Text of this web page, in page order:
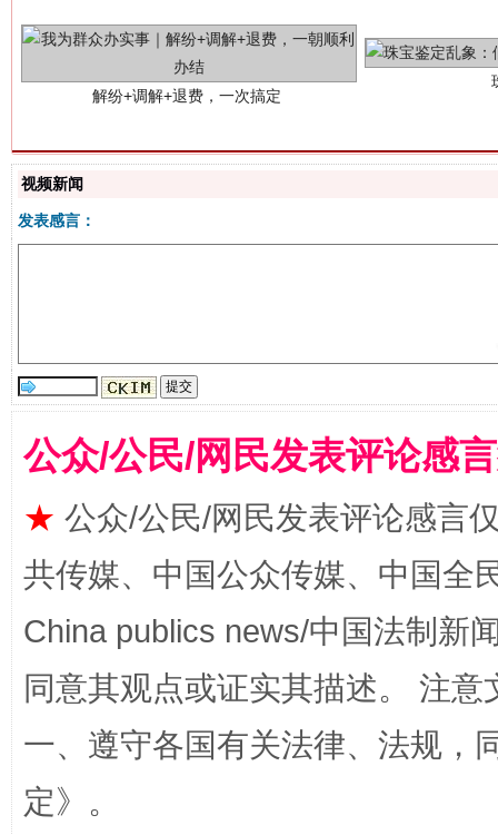
漫山遍野的桃花与雪山、麦地、白藏房 除
视频新闻
发表感言：
公众/公民/网民发表评论感
★ 公众/公民/网民发表评论感言
共传媒、中国公众传媒、中国全
China publics news/中国法制新
同意其观点或证实其描述。 注
一、遵守各国有关法律、法规，
定》。